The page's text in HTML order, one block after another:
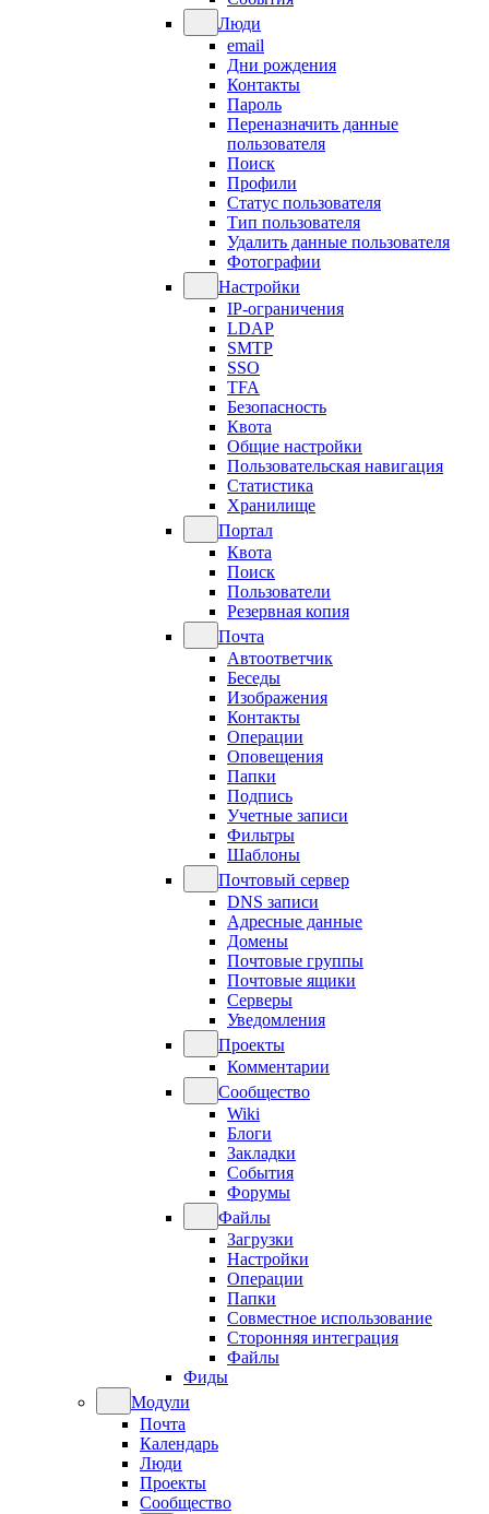
Люди
email
Дни рождения
Контакты
Пароль
Переназначить данные
пользователя
Поиск
Профили
Статус пользователя
Тип пользователя
Удалить данные пользователя
Фотографии
Настройки
IP-ограничения
LDAP
SMTP
SSO
TFA
Безопасность
Квота
Общие настройки
Пользовательская навигация
Статистика
Хранилище
Портал
Квота
Поиск
Пользователи
Резервная копия
Почта
Автоответчик
Беседы
Изображения
Контакты
Операции
Оповещения
Папки
Подпись
Учетные записи
Фильтры
Шаблоны
Почтовый сервер
DNS записи
Адресные данные
Домены
Почтовые группы
Почтовые ящики
Серверы
Уведомления
Проекты
Комментарии
Сообщество
Wiki
Блоги
Закладки
События
Форумы
Файлы
Загрузки
Настройки
Операции
Папки
Совместное использование
Сторонняя интеграция
Файлы
Фиды
Модули
Почта
Календарь
Люди
Проекты
Сообщество